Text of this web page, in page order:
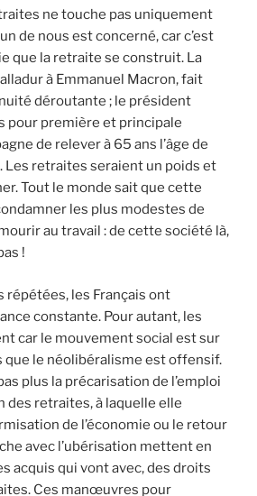
ne touche pas uniquement
de nous est concerné, car c’est
que la retraite se construit. La
à Emmanuel Macron, fait
déroutante ; le président
pour première et principale
de relever à 65 ans l’âge de
Les retraites seraient un poids et
Tout le monde sait que cette
les plus modestes de
au travail : de cette société là,
!
répétées, les Français ont
constante. Pour autant, les
car le mouvement social est sur
que le néolibéralisme est offensif.
plus la précarisation de l’emploi
des retraites, à laquelle elle
de l’économie ou le retour
avec l’ubérisation mettent en
acquis qui vont avec, des droits
Ces manœuvres pour